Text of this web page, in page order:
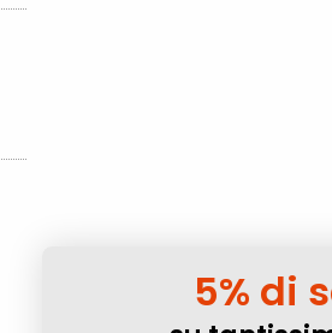
5% di